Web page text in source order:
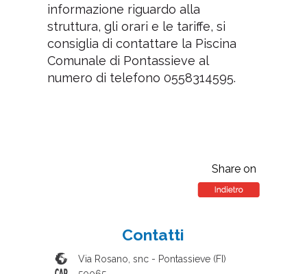
informazione riguardo alla
struttura, gli orari e le tariffe, si
consiglia di contattare la Piscina
Comunale di Pontassieve al
numero di telefono 0558314595.
Share on
Contatti
Via Rosano, snc- Pontassieve(FI)